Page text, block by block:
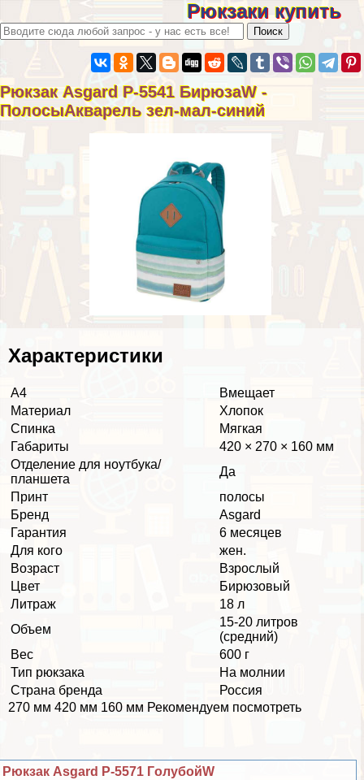
Рюкзаки купить
Рюкзак Asgard Р-5541 БирюзаW -
ПолосыАкварель зел-мал-синий
Хаpaктеристики
А4
Вмещает
Материал
Хлопок
Спинка
Мягкая
Габариты
420 × 270 × 160 мм
Отделение для ноутбука/
планшета
Да
Принт
полосы
Бренд
Asgard
Гарантия
6 месяцев
Для кого
жен.
Возраст
Взрослый
Цвет
Бирюзовый
Литраж
18 л
Объем
15-20 литров
(средний)
Вес
600 г
Тип рюкзака
На молнии
Страна бренда
Россия
270 мм 420 мм 160 мм Рекомендуем посмотреть
Рюкзак Asgard Р-5571 ГoлyбойW